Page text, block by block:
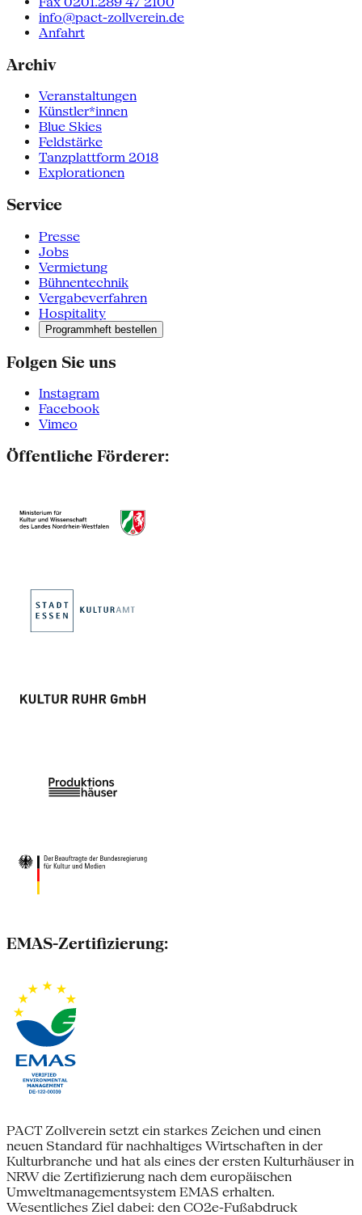
info@pact-zollverein.de
Anfahrt
Archiv
Veranstaltungen
Künstler*innen
Blue Skies
Feldstärke
Tanzplattform 2018
Explorationen
Service
Presse
Jobs
Vermietung
Bühnentechnik
Vergabeverfahren
Hospitality
Programmheft bestellen
Folgen Sie uns
Instagram
Facebook
Vimeo
Öffentliche Förderer:
EMAS-Zertifizierung:
PACT Zollverein setzt ein starkes Zeichen und einen
neuen Standard für nachhaltiges Wirtschaften in der
Kulturbranche und hat als eines der ersten Kulturhäuser in
NRW die Zertifizierung nach dem europäischen
Umweltmanagementsystem EMAS erhalten.
Wesentliches Ziel dabei: den CO2e-Fußabdruck